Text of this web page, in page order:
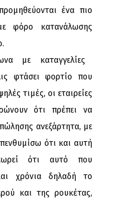
ένα πιο
φόρο κατανάλωσης
με καταγγελίες
φτάσει φορτίο που
τιμές, οι εταιρείες
ότι πρέπει να
ανεξάρτητα, με
ότι και αυτή
ότι αυτό που
χρόνια δηλαδή το
και της ρουκέτας,